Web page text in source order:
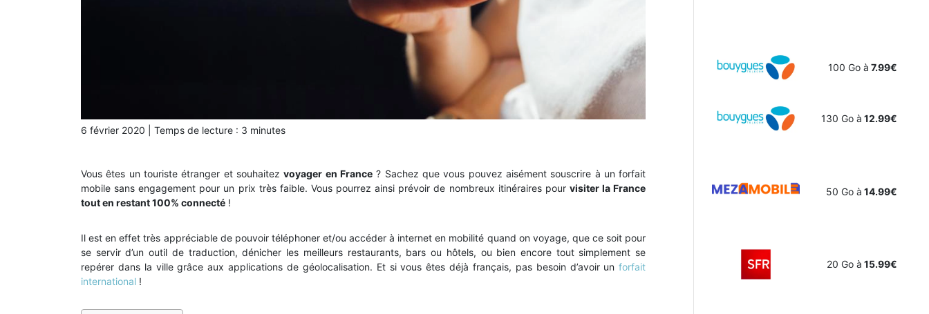
6 février 2020 Temps de lecture : 3 minutes
Vous êtes un touriste étranger et souhaitezvoyager en France? Sachez que vous pouvez aisément souscrire à un forfait
mobile sans engagement pour un prix très faible. Vous pourrez ainsi prévoir de nombreux itinéraires pour visiter la France
tout en restant 100% connecté !
Il est en effet très appréciable de pouvoir téléphoner et/ou accéder à internet en mobilité quand on voyage, que ce soit pour
se servir d’un outil de traduction, dénicher les meilleurs restaurants, bars ou hôtels, ou bien encore tout simplement se
repérer dans la ville grâce aux applications de géolocalisation. Et si vous êtes déjà français, pas besoin d’avoir unforfait
international !
100 Go à 7.99€
130 Go à 12.99€
50 Go à 14.99€
20 Go à 15.99€